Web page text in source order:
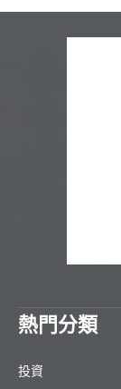
熱門分類
投資